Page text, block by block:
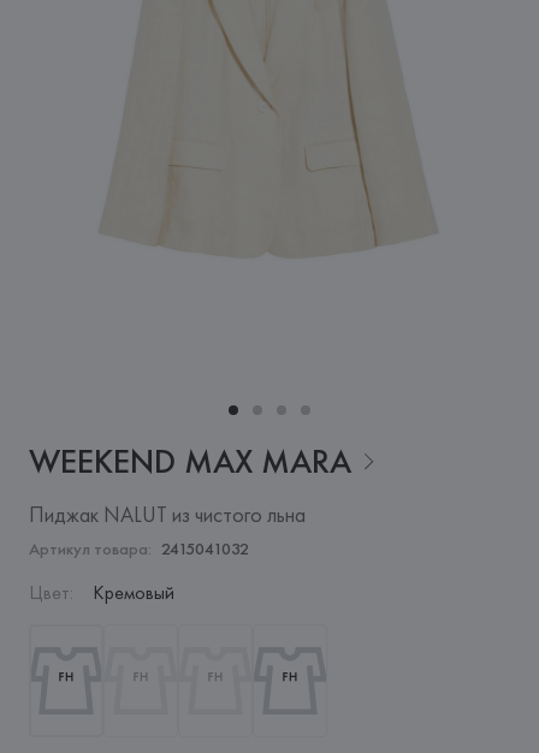
WEEKEND MAX MARA
Пиджак NALUT из чистого льна
Артикул товара: 2415041032
Цвет: Кремовый